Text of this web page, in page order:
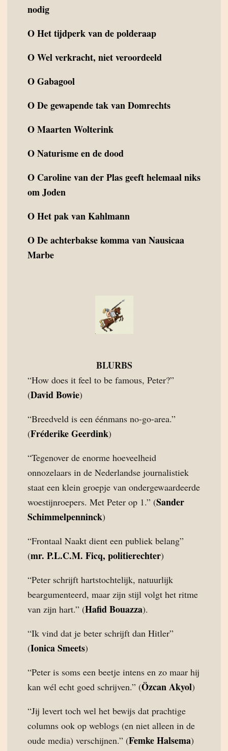
nodig
OHet tijdperk van de polderaap
OWel verkracht, niet veroordeeld
OGabagool
ODe gewapende tak van Domrechts
OMaarten Wolterink
ONaturisme en de dood
O Caroline van der Plas geeft helemaal niks
om Joden
OHet pak van Kahlmann
ODe achterbakse komma van Nausicaa
Marbe
BLURBS
“How does it feel to be famous, Peter?”
(David Bowie)
“Breedveld is een éénmans no-go-area.”
(Fréderike Geerdink)
“Tegenover de enorme hoeveelheid
onnozelaars in de Nederlandse journalistiek
staat een klein groepje van ondergewaardeerde
woestijnroepers. Met Peter op 1.” (Sander
Schimmelpenninck)
“Frontaal Naakt dient een publiek belang”
(mr. P.L.C.M. Ficq, politierechter)
“Peter schrijft hartstochtelijk, natuurlijk
beargumenteerd, maar zijn stijl volgt het ritme
van zijn hart.” (Hafid Bouazza).
“Ik vind dat je beter schrijft dan Hitler”
(Ionica Smeets)
“Peter is soms een beetje intens en zo maar hij
kan wél echt goed schrijven.” (Özcan Akyol)
“Jij levert toch wel het bewijs dat prachtige
columns ook op weblogs (en niet alleen in de
oude media) verschijnen.” (Femke Halsema)